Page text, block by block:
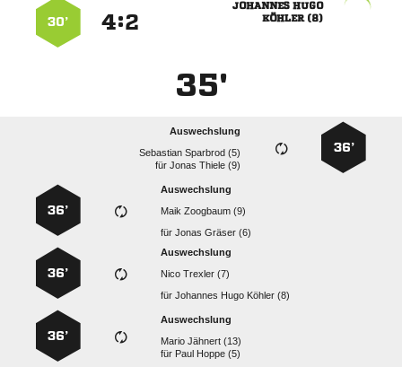
 
 
:
30’
35'
36’
Auswechslung
  
für  
Auswechslung
  
für  
36’
Auswechslung
  
für   
36’
Auswechslung
  
für   
36’